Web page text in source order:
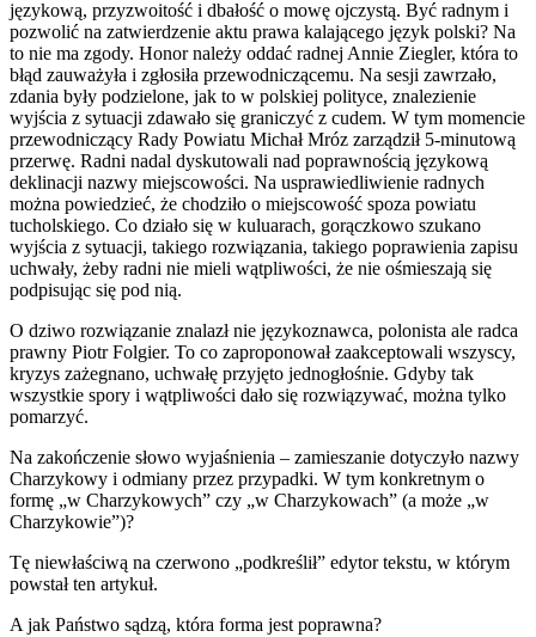
językową, przyzwoitość i dbałość o mowę ojczystą. Być radnym i
pozwolić na zatwierdzenie aktu prawa kalającego język polski? Na
to nie ma zgody. Honor należy oddać radnej Annie Ziegler, która to
błąd zauważyła i zgłosiła przewodniczącemu. Na sesji zawrzało,
zdania były podzielone, jak to w polskiej polityce, znalezienie
wyjścia z sytuacji zdawało się graniczyć z cudem. W tym momencie
przewodniczący Rady Powiatu Michał Mróz zarządził 5-minutową
przerwę. Radni nadal dyskutowali nad poprawnością językową
deklinacji nazwy miejscowości. Na usprawiedliwienie radnych
można powiedzieć, że chodziło o miejscowość spoza powiatu
tucholskiego. Co działo się w kuluarach, gorączkowo szukano
wyjścia z sytuacji, takiego rozwiązania, takiego poprawienia zapisu
uchwały, żeby radni nie mieli wątpliwości, że nie ośmieszają się
podpisując się pod nią.
O dziwo rozwiązanie znalazł nie językoznawca, polonista ale radca
prawny Piotr Folgier. To co zaproponował zaakceptowali wszyscy,
kryzys zażegnano, uchwałę przyjęto jednogłośnie. Gdyby tak
wszystkie spory i wątpliwości dało się rozwiązywać, można tylko
pomarzyć.
Na zakończenie słowo wyjaśnienia – zamieszanie dotyczyło nazwy
Charzykowy i odmiany przez przypadki. W tym konkretnym o
formę „w Charzykowych” czy „w Charzykowach” (a może „w
Charzykowie”)?
Tę niewłaściwą na czerwono „podkreślił” edytor tekstu, w którym
powstał ten artykuł.
A jak Państwo sądzą, która forma jest poprawna?